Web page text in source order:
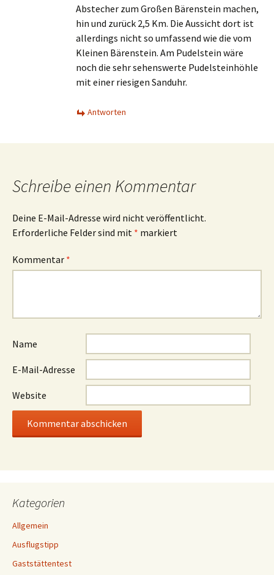
Abstecher zum Großen Bärenstein machen,
hin und zurück 2,5 Km. Die Aussicht dort ist
allerdings nicht so umfassend wie die vom
Kleinen Bärenstein. Am Pudelstein wäre
noch die sehr sehenswerte Pudelsteinhöhle
mit einer riesigen Sanduhr.
Antworten
Schreibe einen Kommentar
Deine E-Mail-Adresse wird nicht veröffentlicht.
Erforderliche Felder sind mit * markiert
Kommentar *
Name
E-Mail-Adresse
Website
Kategorien
Allgemein
Ausflugstipp
Gaststättentest